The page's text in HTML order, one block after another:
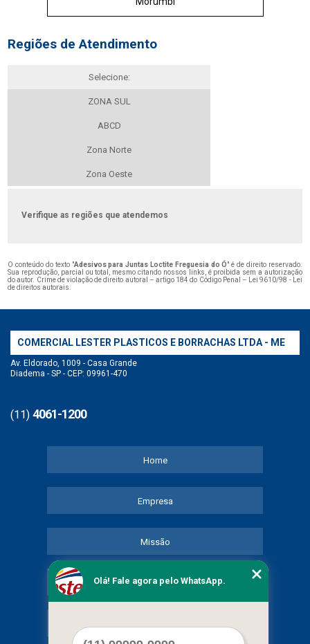
Regiões de Atendimento
Selecione:
ZONA SUL
ABCD
Zona Norte
Zona Oeste
Verifique as regiões que atendemos
O conteúdo do texto "Adesivos para Juntas Loctite Freguesia do Ó" é de direito reservado.
Sua reprodução, parcial ou total, mesmo citando nossos links, é proibida sem a autorização
do autor. Crime de violação de direito autoral – artigo 184 do Código Penal –
Lei 9610/98 - Lei
de direitos autorais
COMERCIAL LESTER PLASTICOS E BORRACHAS LTDA - ME
Av. Eldorado, 1009 - Casa Grande
Diadema - SP - CEP: 09961-470
(11) 4061-1200
Home
Empresa
Missão
Serviços
Olá! Fale agora pelo WhatsApp.